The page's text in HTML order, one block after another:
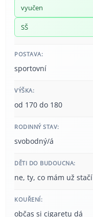
vyučen
SŠ
POSTAVA:
sportovní
VÝŠKA:
od 170 do 180
RODINNÝ STAV:
svobodný/á
DĚTI DO BUDOUCNA:
ne, ty, co mám už stačí
KOUŘENÍ:
občas si cigaretu dá